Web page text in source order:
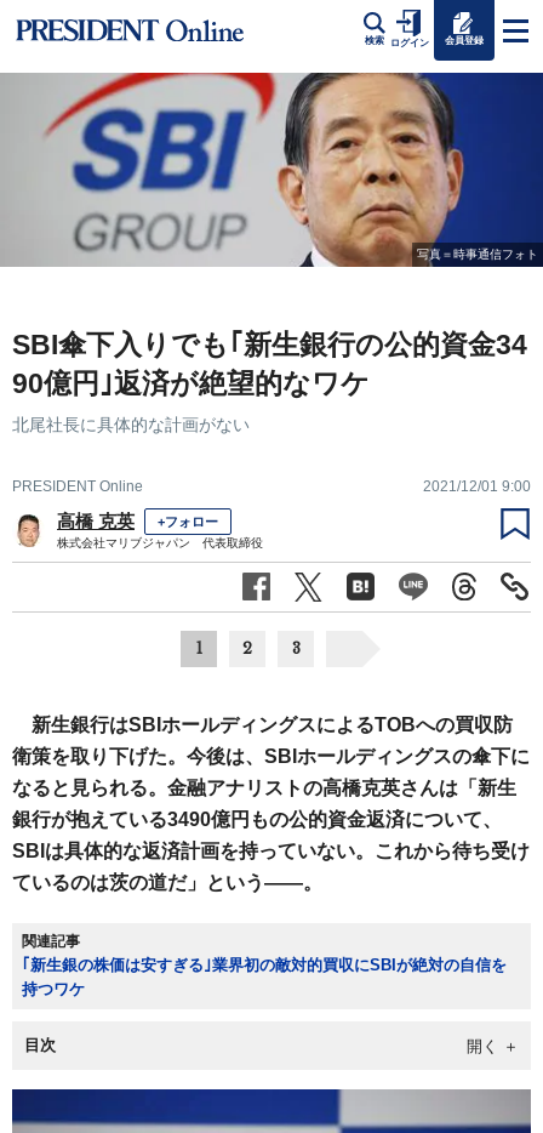
検索 ログイン 会員登録
写真＝時事通信フォト
SBI傘下入りでも｢新生銀行の公的資金34
90億円｣返済が絶望的なワケ
北尾社長に具体的な計画がない
PRESIDENT Online 2021/12/01 9:00
高橋 克英 +フォロー
株式会社マリブジャパン 代表取締役
1 2 3
新生銀行はSBIホールディングスによるTOBへの買収防
衛策を取り下げた。今後は、SBIホールディングスの傘下に
なると見られる。金融アナリストの高橋克英さんは「新生
銀行が抱えている3490億円もの公的資金返済について、
SBIは具体的な返済計画を持っていない。これから待ち受け
ているのは茨の道だ」という――。
関連記事
｢新生銀の株価は安すぎる｣業界初の敵対的買収にSBIが絶対の自信を
持つワケ
目次